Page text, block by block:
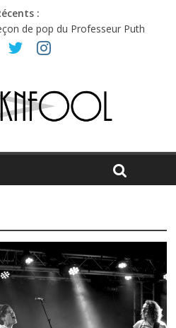
:
de pop du Professeur Puth
festival de musique indépendant
et émotions en hausse
de choisir entre chaleur et bonne
: entre bière, métal et